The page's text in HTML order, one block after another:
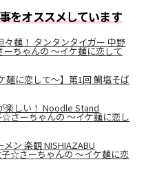
をオススメしています
麺！ タンタンタイガー 中野
ちゃんの ～イケ麺に恋して
麺に恋して～】第1回 鯛塩そば
楽しい！ Noodle Stand
さーちゃんの ～イケ麺に恋し
ン 楽観 NISHIAZABU
☆さーちゃんの ～イケ麺に恋